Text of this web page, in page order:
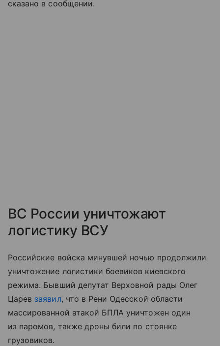
сказано в сообщении.
ВС России уничтожают
логистику ВСУ
Российские войска минувшей ночью продолжили
уничтожение логистики боевиков киевского
режима. Бывший депутат Верховной рады Олег
Царев заявил, что в Рени Одесской области
массированной атакой БПЛА уничтожен один
из паромов, также дроны били по стоянке
грузовиков.